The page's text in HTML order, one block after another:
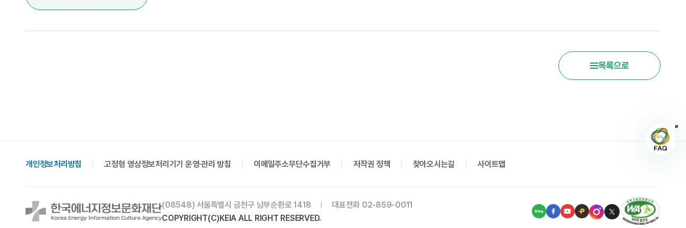
목록으로
개인정보처리방침 고정형 영상정보처리기기 운영·관리 방침 이메일주소무단수집거부 저작권 정책 찾아오시는길 사이트맵
(08548) 서울특별시 금천구 남부순환로 1418
대표전화 02-859-0011
COPYRIGHT(C)KEIA ALL RIGHT RESERVED.